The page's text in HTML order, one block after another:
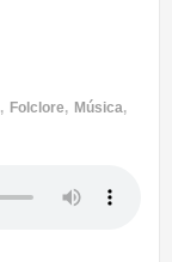
, Folclore, Música,